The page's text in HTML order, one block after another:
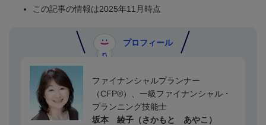
この記事の情報は2025年11 月時点
プロフィール
ファイナンシャルプランナー
（CFP®）、一級ファイナンシャル・
プランニング技能士
坂本 綾子（さかもと あやこ）